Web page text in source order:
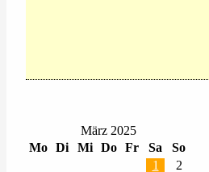
März 2025
Mo Di Mi Do Fr Sa
So
1
2